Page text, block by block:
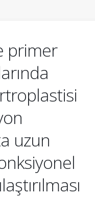
primer
uzun